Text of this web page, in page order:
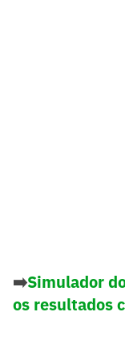
➡️Simulador
os resultados